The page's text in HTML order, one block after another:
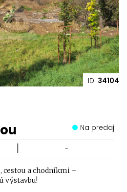
ID: 34104
Na predaj
| -
cestou a chodníkmi –
výstavbu!